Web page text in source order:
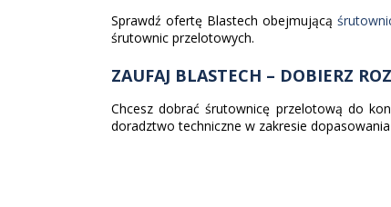
Sprawdź ofertę Blastech obejmującą
śrutownic przelotowych.
ZAUFAJ BLASTECH – DOBIERZ
Chcesz dobrać śrutownicę przelotową do
doradztwo techniczne w zakresie